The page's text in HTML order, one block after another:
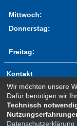
Mittwoch:
Donnerstag:
Freitag:
Kontakt
Impressum
Erklärung zur
Sitemap
Wir möchten unsere
Dafür benötigen wir
Technisch
Datenschutzerklärung